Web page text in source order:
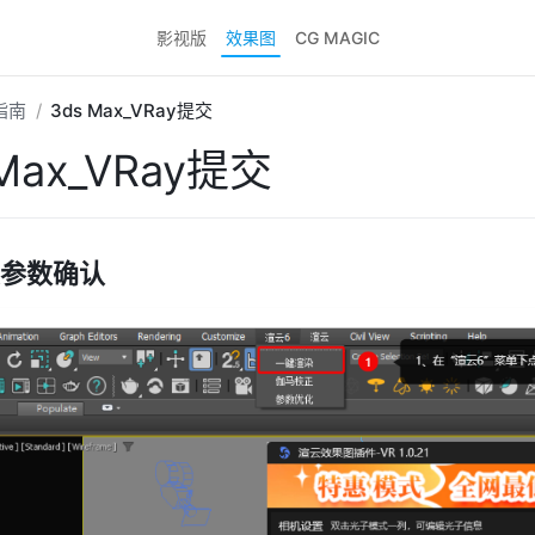
影视版 效果图 CG MAGIC
南 3ds Max_VRay提交
提交
数确认